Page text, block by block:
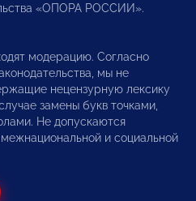
«ОПОРА РОССИИ».
модерацию. Согласно
мы не
нецензурную лексику
замены букв точками,
Не допускаются
и социальной